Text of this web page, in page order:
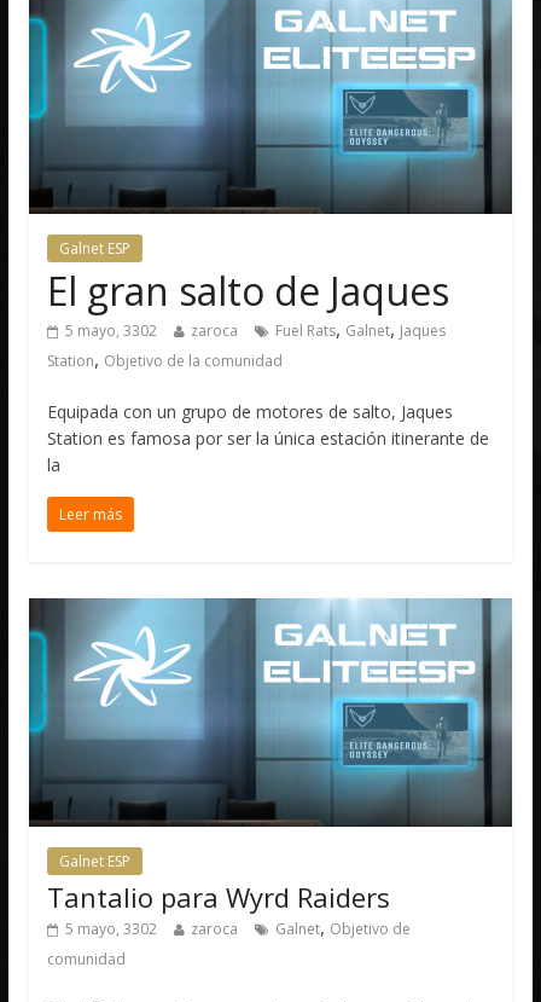
Galnet ESP
El gran salto de Jaques
5 mayo, 3302 zaroca Fuel Rats, Galnet, Jaques
Station, Objetivo de la comunidad
Equipada con un grupo de motores de salto, Jaques
Station es famosa por ser la única estación itinerante de
la
Leer más
Galnet ESP
Tantalio para Wyrd Raiders
5 mayo, 3302 zaroca Galnet, Objetivo de
comunidad